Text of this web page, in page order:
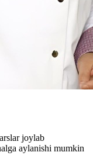
joylab
aylanishi mumkin